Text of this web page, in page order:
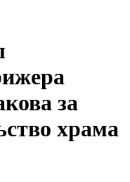
за
храма